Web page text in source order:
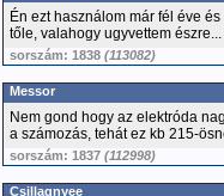
Én ezt használom már fél éve
tőle, valahogy ugyvettem észre...
sorszám: 1838 (113082)
Messor
Nem gond hogy az elektróda
a számozás, tehát ez kb 215-
sorszám: 1837 (112998)
Csillagnyee